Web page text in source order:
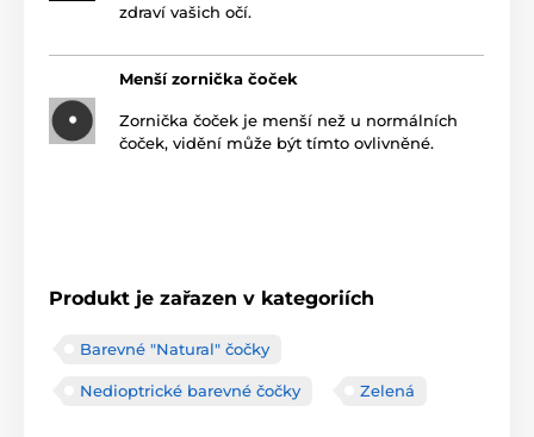
zdraví vašich očí.
Menší zornička čoček
Zornička čoček je menší než u normálních
čoček, vidění může být tímto ovlivněné.
Produkt je zařazen v kategoriích
Barevné "Natural" čočky
Nedioptrické barevné čočky Zelená